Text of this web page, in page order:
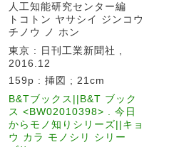
人工知能研究センター編
トコトン ヤサシイ ジンコウ
チノウ ノ ホン
東京 : 日刊工業新聞社 ,
2016.12
159p : 挿図 ; 21cm
B&Tブックス||B&T ブック
ス <BW02010398> . 今日
からモノ知りシリーズ||キョ
ウ カラ モノシリ シリー